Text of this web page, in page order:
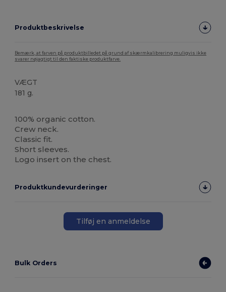
Produktbeskrivelse
Bemærk, at farven på produktbilledet på grund af skærmkalibrering muligvis ikke
svarer nøjagtigt til den faktiske produktfarve.
VÆGT
181 g.
100% organic cotton.
Crew neck.
Classic fit.
Short sleeves.
Logo insert on the chest.
Produktkundevurderinger
Tilføj en anmeldelse
Bulk Orders